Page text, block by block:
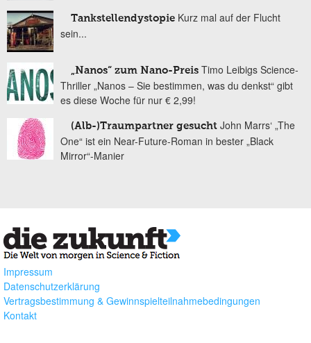
Tankstellendystopie Kurz mal auf der Flucht
sein...
„Nanos“ zum Nano-Preis Timo Leibigs Science-
Thriller „Nanos – Sie bestimmen, was du denkst“ gibt
es diese Woche für nur € 2,99!
(Alb-)Traumpartner gesucht John Marrs‘ „The
One“ ist ein Near-Future-Roman in bester „Black
Mirror“-Manier
Impressum
Datenschutzerklärung
Vertragsbestimmung & Gewinnspielteilnahmebedingungen
Kontakt